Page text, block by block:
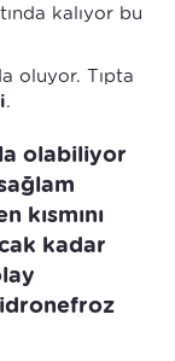
kalıyor bu
oluyor. Tıpta
.
olabiliyor
kısmını
kadar